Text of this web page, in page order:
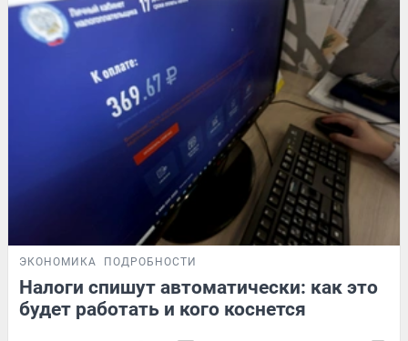
ЭКОНОМИКА ПОДРОБНОСТИ
Налоги спишут автоматически: как это
будет работать и кого коснется